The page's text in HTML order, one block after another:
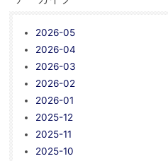
2026-05
2026-04
2026-03
2026-02
2026-01
2025-12
2025-11
2025-10